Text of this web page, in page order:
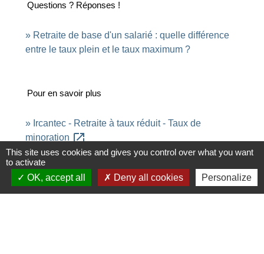
Questions ? Réponses !
Retraite de base d'un salarié : quelle différence
entre le taux plein et le taux maximum ?
Pour en savoir plus
Ircantec - Retraite à taux réduit - Taux de
minoration open_in_new
Institution de retraite complémentaire des agents non titulaires de
l'État et des collectivités publiques (Ircantec)
Signaler une erreur sur cette page
This site uses cookies and gives you control over what you want
to activate
OK, accept all
Deny all cookies Personalize